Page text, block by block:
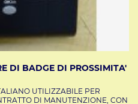
DI BADGE DI PROSSIMITA'
UTILIZZABILE PER
DI MANUTENZIONE, CON